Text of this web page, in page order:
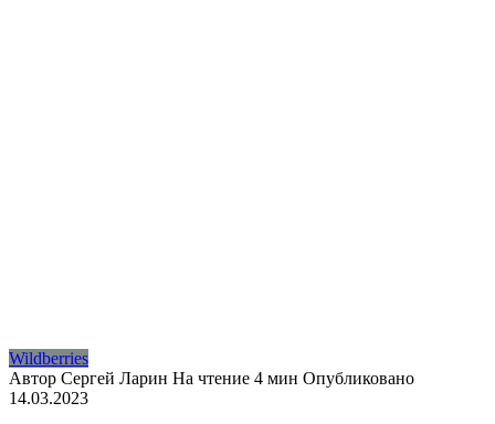
Wildberries
Автор Сергей Ларин На чтение 4 мин Опубликовано
14.03.2023